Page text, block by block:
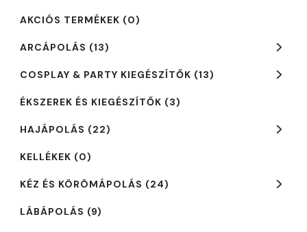
AKCIÓS TERMÉKEK (0)
ARCÁPOLÁS (13)
COSPLAY & PARTY KIEGÉSZÍTŐK (13)
ÉKSZEREK ÉS KIEGÉSZÍTŐK (3)
HAJÁPOLÁS (22)
KELLÉKEK (0)
KÉZ ÉS KÖRÖMÁPOLÁS (24)
LÁBÁPOLÁS (9)